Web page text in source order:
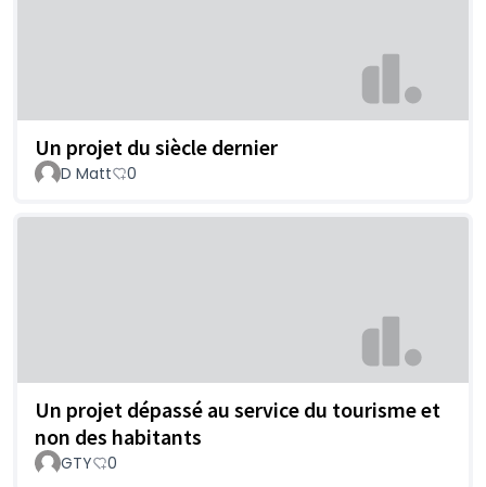
Un projet du siècle dernier
D Matt 0
Un projet dépassé au service du tourisme et
non des habitants
GTY 0